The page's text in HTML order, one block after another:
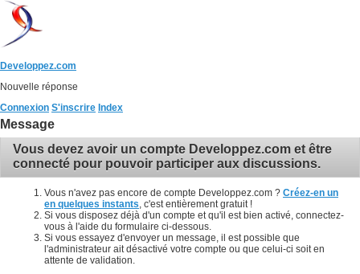
Developpez.com
Nouvelle réponse
Connexion S'inscrire Index
Message
Vous devez avoir un compte Developpez.com et être
connecté pour pouvoir participer aux discussions.
Vous n'avez pas encore de compte Developpez.com ? Créez-en un
en quelques instants , c'est entièrement gratuit !
Si vous disposez déjà d'un compte et qu'il est bien activé, connectez-
vous à l'aide du formulaire ci-dessous.
Si vous essayez d'envoyer un message, il est possible que
l'administrateur ait désactivé votre compte ou que celui-ci soit en
attente de validation.